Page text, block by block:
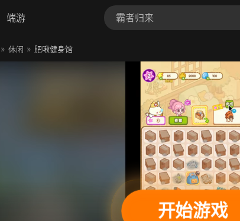
端游
» 休闲 » 肥啾健身馆
开始游戏